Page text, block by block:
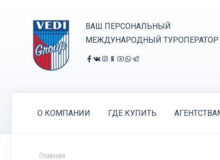
ВАШ ПЕРСОНАЛЬНЫЙ
МЕЖДУНАРОДНЫЙ ТУРОПЕРАТОР
О КОМПАНИИ ГДЕ КУПИТЬ
Главная